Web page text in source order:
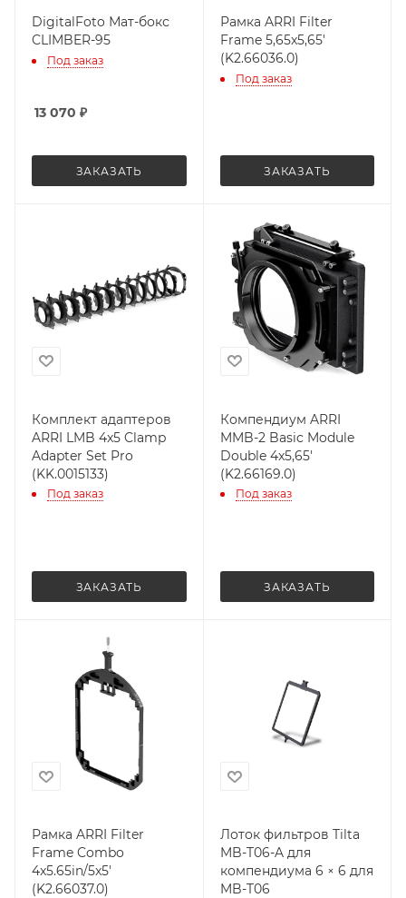
DigitalFoto Мат-бокс
CLIMBER-95
Под заказ
13 070 ₽
ЗАКАЗАТЬ
Рамка ARRI Filter
Frame 5,65x5,65'
(K2.66036.0)
Под заказ
ЗАКАЗАТЬ
Комплект адаптеров
ARRI LMB 4x5 Clamp
Adapter Set Pro
(KK.0015133)
Под заказ
ЗАКАЗАТЬ
Компендиум ARRI
MMB-2 Basic Module
Double 4x5,65'
(K2.66169.0)
Под заказ
ЗАКАЗАТЬ
Рамка ARRI Filter
Frame Combo
4x5.65in/5x5'
(K2.66037.0)
Лоток фильтров Tilta
MB-T06-A для
компендиума 6 × 6 для
MB-T06